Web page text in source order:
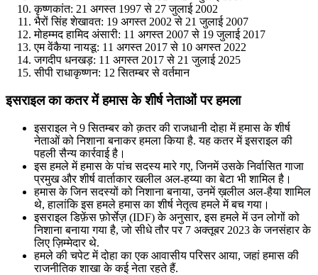
कृष्णकांत: 21 अगस्त 1997 से 27 जुलाई 2002
भैरों सिंह शेखावत: 19 अगस्त 2002 से 21 जुलाई 2007
मोहम्मद हामिद अंसारी: 11 अगस्त 2007 से 19 जुलाई 2017
एम वेंकैया नायडू: 11 अगस्त 2017 से 10 अगस्त 2022
जगदीप धनखड़: 11 अगस्त 2017 से 21 जुलाई 2025
सीपी राधाकृष्णन: 12 सितम्बर से वर्तमान
इसराइल का कतर में हमास के शीर्ष नेताओं पर हमला
इसराइल ने 9 सितम्बर को क़तर की राजधानी दोहा में हमास के शीर्ष
नेताओं को निशाना बनाकर हमला किया है. यह कतर में इसराइल की
पहली सैन्य कार्रवाई है।
इस हमले में हमास के पांच सदस्य मारे गए, जिनमें उसके निर्वासित गाजा
प्रमुख और शीर्ष वार्ताकार खलील अल-हय्या का बेटा भी शामिल है।
हमास के जिन सदस्यों को निशाना बनाया, उनमें ख़लील अल-हैया शामिल
थे, हालांकि इस हमले हमास का शीर्ष नेतृत्व हमले में बच गया।
इसराइल डिफ़ेंस फ़ोर्सेज़ (IDF) के अनुसार, इस हमले में उन लोगों को
निशाना बनाया गया है, जो सीधे तौर पर 7 अक्तूबर 2023 के जनसंहार के
लिए ज़िम्मेदार थे.
हमले की चपेट में दोहा का एक आवासीय परिसर आया, जहां हमास की
राजनीतिक शाखा के कई नेता रहते हैं.